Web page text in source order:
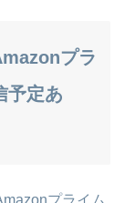
プラ
予定あ
プライム